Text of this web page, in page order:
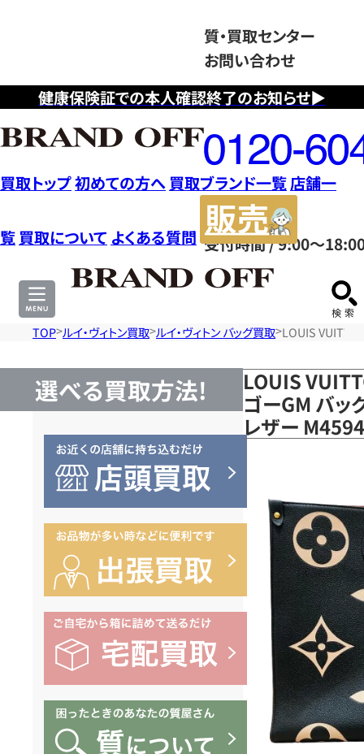
健康保険証での本人確認終了のお知らせ▶
質・買取センター
お問い合わせ
フ
リ
ー
ダ
イ
ヤ
ル
0120604117
受付時間 / 9:00～
買取トップ初めての方へ 買取ブランド一覧店舗一
覧 買取について よくある質問
サ
TOP ルイ・ヴィトン買取 ルイ・ヴィトン バッグ買取 LOUIS
選べる買取方法!
LOUIS
ゴーGM バッ
レザー